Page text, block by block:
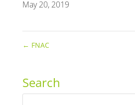
May 20, 2019
← FNAC
Search